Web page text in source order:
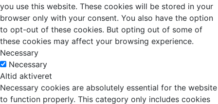
you use this website. These cookies will be stored in your
browser only with your consent. You also have the option
to opt-out of these cookies. But opting out of some of
these cookies may affect your browsing experience.
Necessary
Necessary
Altid aktiveret
Necessary cookies are absolutely essential for the website
to function properly. This category only includes cookies